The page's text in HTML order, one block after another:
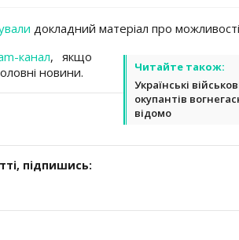
докладний матеріал про
Читайте також:
Українські
окупантів
відомо
канал, якщо
новини.
підпишись: